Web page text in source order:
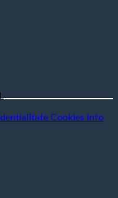
Cookies Info